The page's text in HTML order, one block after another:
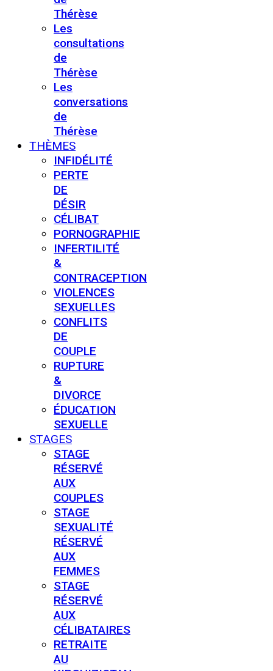
Thérèse
Les
consultations
de
Thérèse
Les
conversations
de
Thérèse
THÈMES
INFIDÉLITÉ
PERTE
DE
DÉSIR
CÉLIBAT
PORNOGRAPHIE
INFERTILITÉ
&
CONTRACEPTION
VIOLENCES
SEXUELLES
CONFLITS
DE
COUPLE
RUPTURE
&
DIVORCE
ÉDUCATION
SEXUELLE
STAGES
STAGE
RÉSERVÉ
AUX
COUPLES
STAGE
SEXUALITÉ
RÉSERVÉ
AUX
FEMMES
STAGE
RÉSERVÉ
AUX
CÉLIBATAIRES
RETRAITE
AU